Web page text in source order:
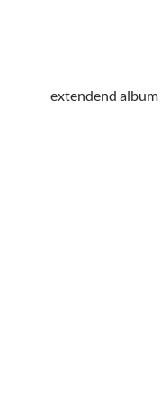
extendend album